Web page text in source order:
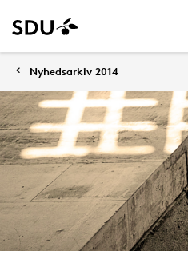
Nyhedsarkiv 2014